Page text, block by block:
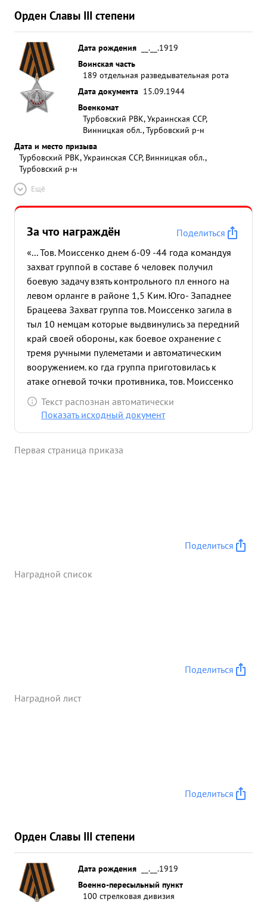
Орден Славы III степени
Дата рождения
__.__.1919
Воинская часть
189 отдельная разведывательная рота
Дата документа 15.09.1944
Военкомат
Турбовский РВК, Украинская ССР,
Винницкая обл., Турбовский р-н
Дата и место призыва
Турбовский РВК, Украинская ССР, Винницкая обл.,
Турбовский р-н
Ещё
За что награждён
Поделиться
«... Тов. Моиссенко днем 6-09 -44 года командуя
захват группой в составе 6 человек получил
боевую задачу взять контрольного пл енного на
левом орланге в районе 1,5 Ким. Юго- Западнее
Брацеева Захват группа тов. Моиссенко загила в
тыл 10 немцам которые выдвинулись за передний
край своей обороны, как боевое охранение с
тремя ручными пулеметами и автоматическим
вооружением. ко гда группа приготовилась к
атаке огневой точки противника, тов. Моиссенко
первым подал команду и вперед. и лично сам
смелым и решительным действием вовлек группу
один круппоколиберный автомат и захватил
Текст распознан автоматически
Показать исходный документ
Первая страница приказа
Поделиться
Наградной список
Поделиться
Наградной лист
Поделиться
Орден Славы III степени
Дата рождения
__.__.1919
Военно-пересыльный пункт
100 стрелковая дивизия